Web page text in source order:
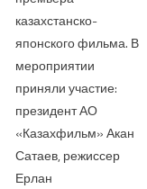
казахстанско-
японского фильма. В
мероприятии
приняли участие:
президент АО
«Казахфильм» Акан
Сатаев, режиссер
Ерлан